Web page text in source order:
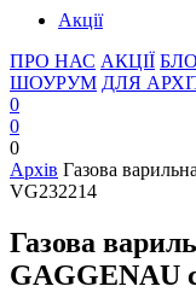
Акції
ПРО НАС АКЦІЇ
ШОУРУМ ДЛЯ
0
0
0
Архів Газова
VG232214
Газова
GAGGENAU